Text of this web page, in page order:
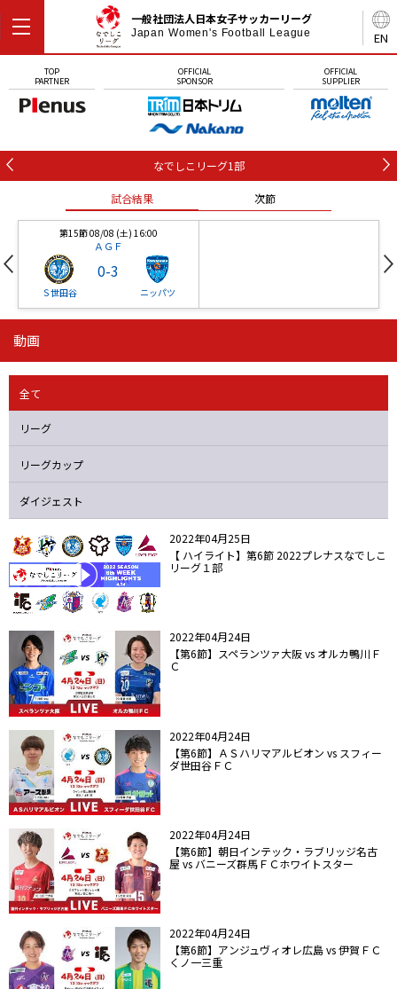
EN
一般社団法人日本女子サッカーリーグ
Japan Women's Football League
TOP
PARTNER
OFFICIAL
SPONSOR
OFFICIAL
SUPPLIER
なでしこリーグ1部
試合結果 次節
第15節 08/08 (土) 16:00
ＡＧＦ
Ｓ世田谷
0-3
ニッパツ
ニッパツ
ニッパツ 名古屋
石人の星
静岡 愛媛Ｌ
動画
全て
リーグ
リーグカップ
ダイジェスト
2022年04月25日
【 ハイライト】第6節 2022プレナスなでしこ
リーグ１部
2022年04月24日
【第6節】スペランツァ大阪 vs オルカ鴨川Ｆ
Ｃ
2022年04月24日
【第6節】ＡＳハリマアルビオン vs スフィー
ダ世田谷ＦＣ
2022年04月24日
【第6節】朝日インテック・ラブリッジ名古
屋 vs バニーズ群馬ＦＣホワイトスター
2022年04月24日
【第6節】アンジュヴィオレ広島 vs 伊賀ＦＣ
くノ一三重